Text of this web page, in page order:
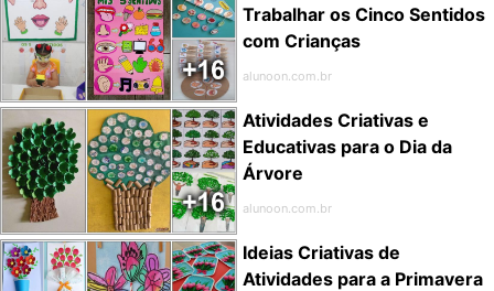
Trabalhar os Cinco Sentidos
com Crianças
alunoon.com.br
Atividades Criativas e
Educativas para o Dia da
Árvore
alunoon.com.br
Ideias Criativas de
Atividades para a Primavera